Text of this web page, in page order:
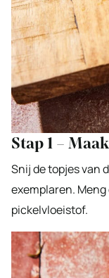
Stap 1 –
Snij de topjes van
exemplaren.
pickelvloeistof.